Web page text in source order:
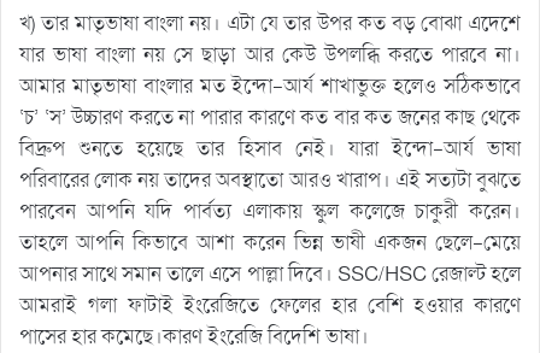
খ) তার মাতৃভাষা বাংলা নয়। এটা যে তার উপর কত বড় বোঝা এদেশে
যার ভাষা বাংলা নয় সে ছাড়া আর কেউ উপলব্ধি করতে পারবে না।
আমার মাতৃভাষা বাংলার মত ইন্দো-আর্য শাখাভুক্ত হলেও সঠিকভাবে
‘চ’ ‘স’ উচ্চারণ করতে না পারার কারণে কত বার কত জনের কাছ থেকে
বিদ্রুপ শুনতে হয়েছে তার হিসাব নেই। যারা ইন্দো-আর্য ভাষা
পরিবারের লোক নয় তাদের অবস্থাতো আরও খারাপ। এই সত্যটা বুঝতে
পারবেন আপনি যদি পার্বত্য এলাকায় স্কুল কলেজে চাকুরী করেন।
তাহলে আপনি কিভাবে আশা করেন ভিন্ন ভাষী একজন ছেলে-মেয়ে
আপনার সাথে সমান তালে এসে পাল্লা দিবে। SSC/HSC রেজাল্ট হলে
আমরাই গলা ফাটাই ইংরেজিতে ফেলের হার বেশি হওয়ার কারণে
পাসের হার কমেছে।কারণ ইংরেজি বিদেশি ভাষা।